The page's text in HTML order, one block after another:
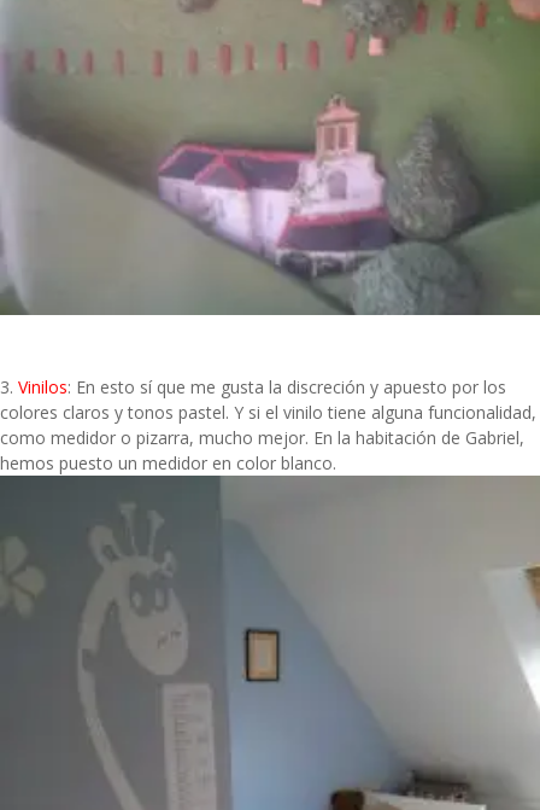
3. Vinilos: En esto sí que me gusta la discreción y apuesto por los
colores claros y tonos pastel. Y si el vinilo tiene alguna funcionalidad,
como medidor o pizarra, mucho mejor. En la habitación de Gabriel,
hemos puesto un medidor en color blanco.